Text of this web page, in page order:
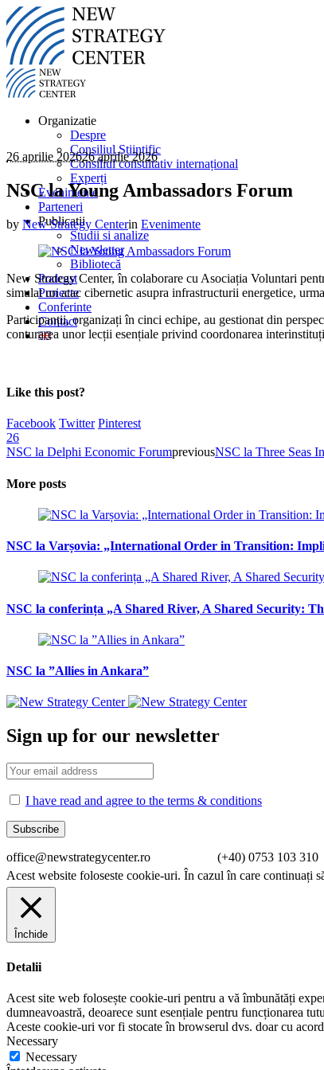
Organizatie
Despre
Consiliul Științific
Consiliul consultativ internațional
Experți
Evenimente
Parteneri
Publicatii
Studii si analize
Newsletter
Bibliotecă
Podcast
Proiecte
Conferinte
Contact
26 aprilie 202626 aprilie 2026
NSC la Young Ambassadors Forum
by New Strategy Centerin Evenimente
New Strategy Center, în colaborare cu Asociația Voluntari
simulat un atac cibernetic asupra infrastructurii energetice,
Participanții, organizați în cinci echipe, au gestionat din
conturarea unor lecții esențiale privind coordonarea
Like this post?
Facebook Twitter Pinterest
26
NSC la Delphi Economic ForumpreviousNSC la Three Seas
More posts
NSC la Varșovia: „International Order in Transition:
NSC la conferința „A Shared River, A Shared Security:
NSC la ”Allies in Ankara”
Sign up for our newsletter
I have read and agree to the terms & conditions
office@newstrategycenter.ro (+40) 0753 103
Acest website foloseste cookie-uri. În cazul în care continuați
Închide
Detalii
Acest site web folosește cookie-uri pentru a vă îmbunătăți
dumneavoastră, deoarece sunt esențiale pentru funcționarea
Aceste cookie-uri vor fi stocate în browserul dvs. doar cu
Necessary
Necessary